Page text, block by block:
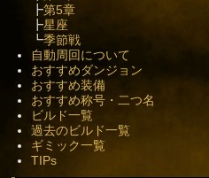
┣第5章
┣星座
┗季節戦
自動周回について
おすすめダンジョン
おすすめ装備
おすすめ称号・二つ名
ビルド一覧
過去のビルド一覧
ギミック一覧
TIPs